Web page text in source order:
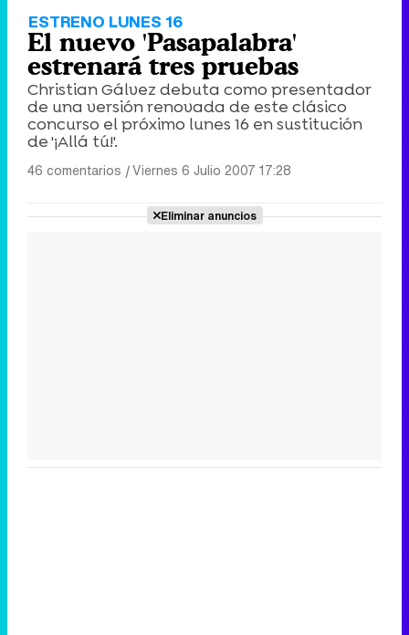
ESTRENO LUNES 16
El nuevo 'Pasapalabra'
estrenará tres pruebas
Christian Gálvez debuta como presentador
de una versión renovada de este clásico
concurso el próximo lunes 16 en sustitución
de '¡Allá tú!'.
46 comentarios |Viernes 6 Julio 2007 17:28
Eliminar anuncios